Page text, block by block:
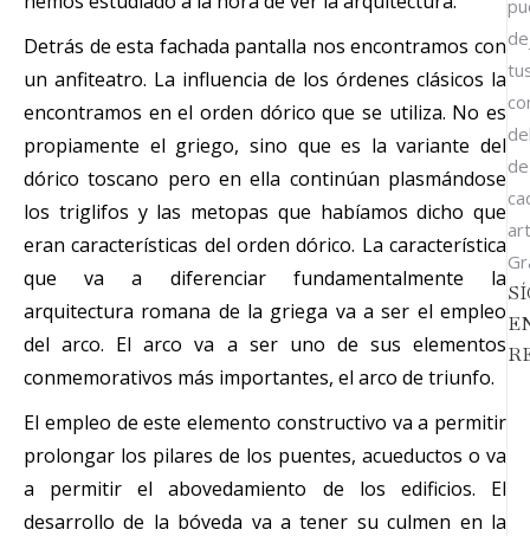
Detrás de esta fachada pantalla nos encontramos con
un anfiteatro. La influencia de los órdenes clásicos la
encontramos en el orden dórico que se utiliza. No es
propiamente el griego, sino que es la variante del
dórico toscano pero en ella continúan plasmándose
los triglifos y las metopas que habíamos dicho que
eran características del orden dórico. La característica
que va a diferenciar fundamentalmente la
arquitectura romana de la griega va a ser el empleo
del arco. El arco va a ser uno de sus elementos
conmemorativos más importantes, el arco de triunfo.
El empleo de este elemento constructivo va a permitir
prolongar los pilares de los puentes, acueductos o va
a permitir el abovedamiento de los edificios. El
desarrollo de la bóveda va a tener su culmen en la
de